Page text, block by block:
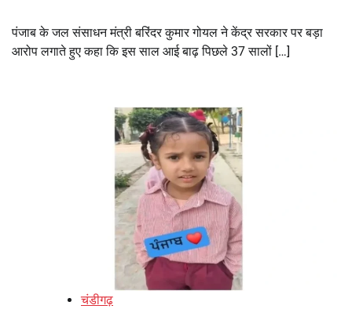
पंजाब के जल संसाधन मंत्री बरिंदर कुमार गोयल ने केंद्र सरकार पर बड़ा
आरोप लगाते हुए कहा कि इस साल आई बाढ़ पिछले 37 सालों […]
चंडीगढ़